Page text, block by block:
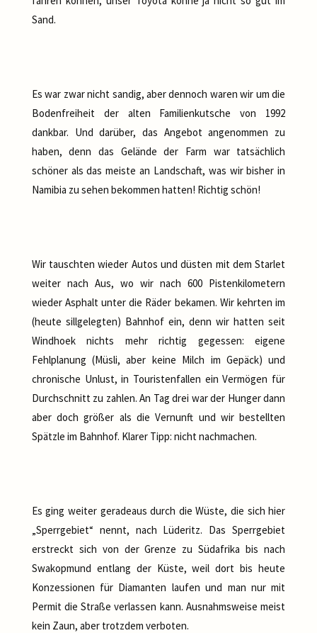
Sand.
Es war zwar nicht sandig, aber dennoch waren wir um die
Bodenfreiheit der alten Familienkutsche von 1992
dankbar. Und darüber, das Angebot angenommen zu
haben, denn das Gelände der Farm war tatsächlich
schöner als das meiste an Landschaft, was wir bisher in
Namibia zu sehen bekommen hatten! Richtig schön!
Wir tauschten wieder Autos und düsten mit dem Starlet
weiter nach Aus, wo wir nach 600 Pistenkilometern
wieder Asphalt unter die Räder bekamen. Wir kehrten im
(heute sillgelegten) Bahnhof ein, denn wir hatten seit
Windhoek nichts mehr richtig gegessen: eigene
Fehlplanung (Müsli, aber keine Milch im Gepäck) und
chronische Unlust, in Touristenfallen ein Vermögen für
Durchschnitt zu zahlen. An Tag drei war der Hunger dann
aber doch größer als die Vernunft und wir bestellten
Spätzle im Bahnhof. Klarer Tipp: nicht nachmachen.
Es ging weiter geradeaus durch die Wüste, die sich hier
„Sperrgebiet“ nennt, nach Lüderitz. Das Sperrgebiet
erstreckt sich von der Grenze zu Südafrika bis nach
Swakopmund entlang der Küste, weil dort bis heute
Konzessionen für Diamanten laufen und man nur mit
Permit die Straße verlassen kann. Ausnahmsweise meist
kein Zaun, aber trotzdem verboten.